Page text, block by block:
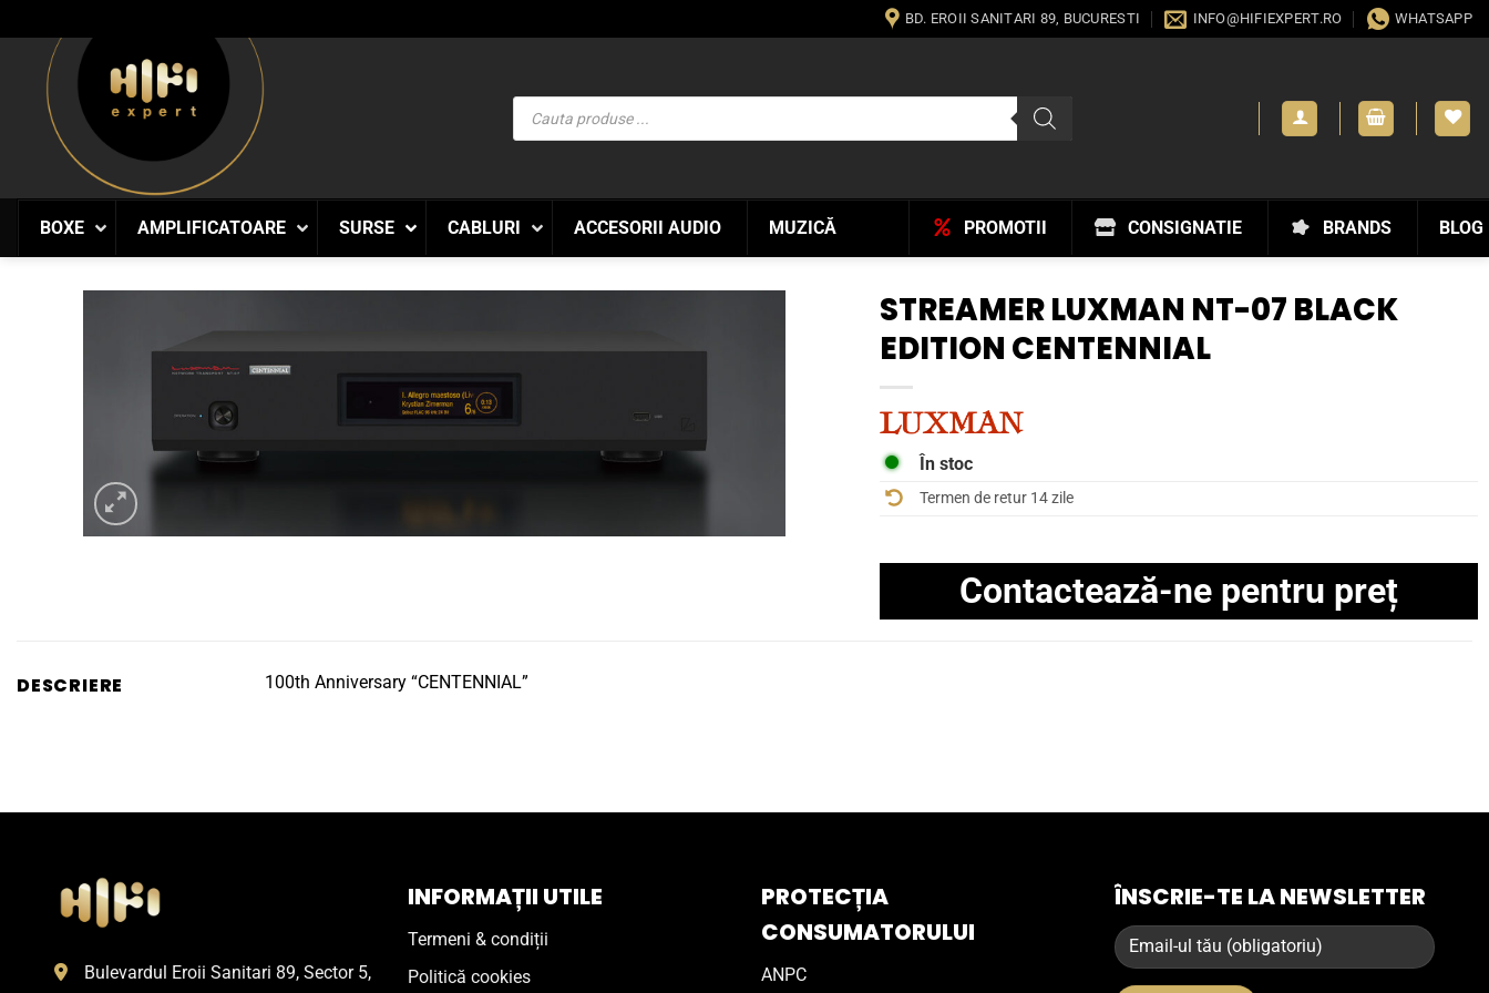
to
content
BD. EROII SANITARI 89, BUCURESTI INFO@HIFIEXPERT.RO WHATSAPP
Products
search
BOXE AMPLIFICATOARE SURSE CABLURI ACCESORII AUDIO MUZICĂ BLOG
BRANDS
CONSIGNATIE
PROMOTII
STREAMER LUXMAN NT-07 BLACK
EDITION CENTENNIAL
În stoc
Termen de retur 14 zile
Contactează-ne pentru preț
DESCRIERE 100th Anniversary “CENTENNIAL”
Bulevardul Eroii Sanitari 89, Sector 5,
INFORMAȚII UTILE
Termeni & condiții
Politică cookies
PROTECȚIA
CONSUMATORULUI
ANPC
ÎNSCRIE-TE LA NEWSLETTER